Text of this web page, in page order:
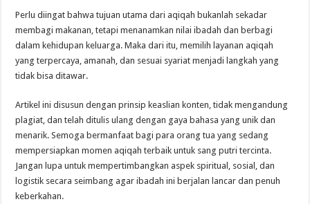
Perlu diingat bahwa tujuan utama dari aqiqah bukanlah sekadar
membagi makanan, tetapi menanamkan nilai ibadah dan berbagi
dalam kehidupan keluarga. Maka dari itu, memilih layanan aqiqah
yang terpercaya, amanah, dan sesuai syariat menjadi langkah yang
tidak bisa ditawar.
Artikel ini disusun dengan prinsip keaslian konten, tidak mengandung
plagiat, dan telah ditulis ulang dengan gaya bahasa yang unik dan
menarik. Semoga bermanfaat bagi para orang tua yang sedang
mempersiapkan momen aqiqah terbaik untuk sang putri tercinta.
Jangan lupa untuk mempertimbangkan aspek spiritual, sosial, dan
logistik secara seimbang agar ibadah ini berjalan lancar dan penuh
keberkahan.